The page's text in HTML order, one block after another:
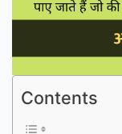
Contents